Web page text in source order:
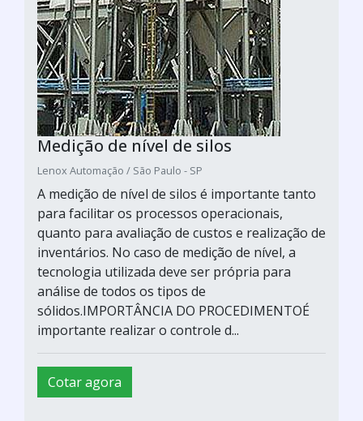
Medição de nível de silos
Lenox Automação / São Paulo - SP
A medição de nível de silos é importante tanto
para facilitar os processos operacionais,
quanto para avaliação de custos e realização de
inventários. No caso de medição de nível, a
tecnologia utilizada deve ser própria para
análise de todos os tipos de
sólidos.IMPORTÂNCIA DO PROCEDIMENTOÉ
importante realizar o controle d...
Cotar agora